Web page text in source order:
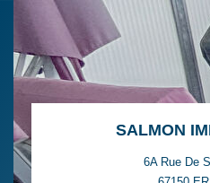
SALMON
6A Rue De